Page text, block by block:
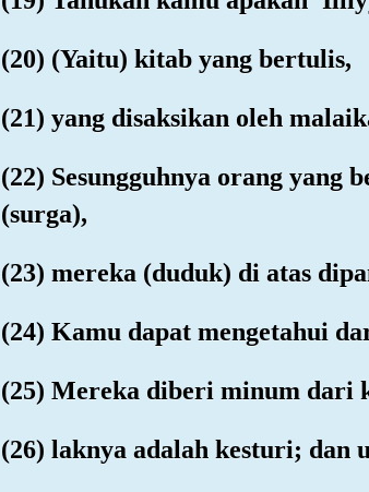
(20) (Yaitu) kitab yang bertulis,
(21) yang disaksikan oleh
(22) Sesungguhnya orang yang
(surga),
(23) mereka (duduk) di atas
(24) Kamu dapat mengetahui
(25) Mereka diberi minum dari
(26) laknya adalah kesturi; dan